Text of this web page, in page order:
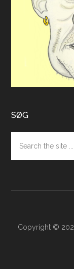
SØG
the
site
Copyright ©